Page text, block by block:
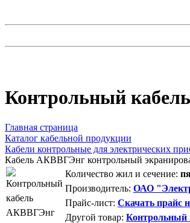
Контрольный
Главная страница
Каталог кабельной продукции
Кабели контрольные для электрических
Кабель АКВВГЭнг контрольный
Количество жил и сечение:
Производитель: ОАО
Прайс-лист: Скачать прайс
Другой товар: Контрольный